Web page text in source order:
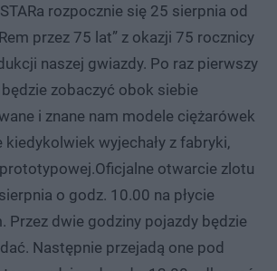
rozpocznie się 25 sierpnia od
przez 75 lat” z okazji 75 rocznicy
naszej gwiazdy. Po raz pierwszy
zobaczyć obok siebie
i znane nam modele ciężarówek
kiedykolwiek wyjechały z fabryki,
otwarcie zlotu
o godz. 10.00 na płycie
Przez dwie godziny pojazdy będzie
Następnie przejadą one pod